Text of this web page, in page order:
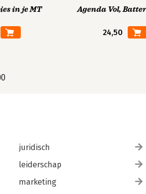
in je MT Agenda Vol,
24,50
juridisch
leiderschap
marketing